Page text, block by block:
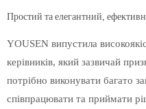
Простий та елегантний,
YOUSEN випустила
керівників, який зазвичай
потрібно виконувати багато
співпрацювати та приймати